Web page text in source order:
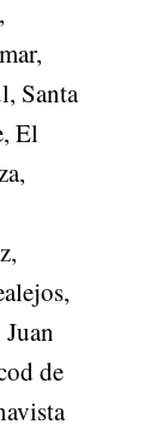
Santa
El
de